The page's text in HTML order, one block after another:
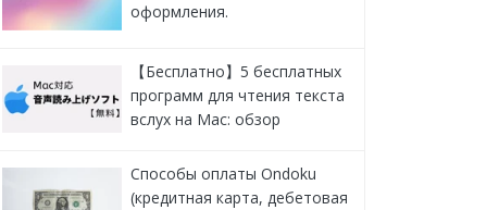
оформления.
【Бесплатно】5 бесплатных
программ для чтения текста
вслух на Mac: обзор
Способы оплаты Ondoku
(кредитная карта, дебетовая